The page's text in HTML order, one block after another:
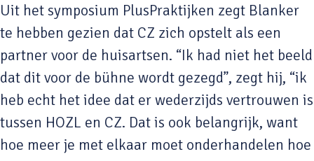
Uit het symposium PlusPraktijken zegt Blanker
te hebben gezien dat CZ zich opstelt als een
partner voor de huisartsen. “Ik had niet het beeld
dat dit voor de bühne wordt gezegd”, zegt hij, “ik
heb echt het idee dat er wederzijds vertrouwen is
tussen HOZL en CZ. Dat is ook belangrijk, want
hoe meer je met elkaar moet onderhandelen hoe